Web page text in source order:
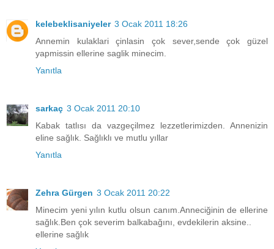
kelebeklisaniyeler 3 Ocak 2011 18:26
Annemin kulaklari çinlasin çok sever,sende çok güzel
yapmissin ellerine saglik minecim.
Yanıtla
sarkaç 3 Ocak 2011 20:10
Kabak tatlısı da vazgeçilmez lezzetlerimizden. Annenizin
eline sağlık. Sağlıklı ve mutlu yıllar
Yanıtla
Zehra Gürgen 3 Ocak 2011 20:22
Minecim yeni yılın kutlu olsun canım.Anneciğinin de ellerine
sağlık.Ben çok severim balkabağını, evdekilerin aksine..
ellerine sağlık